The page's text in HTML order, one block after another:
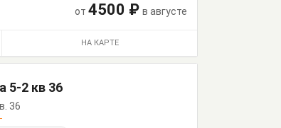
от 4500 ₽ в августе
НА КАРТЕ
5-2 кв 36
36